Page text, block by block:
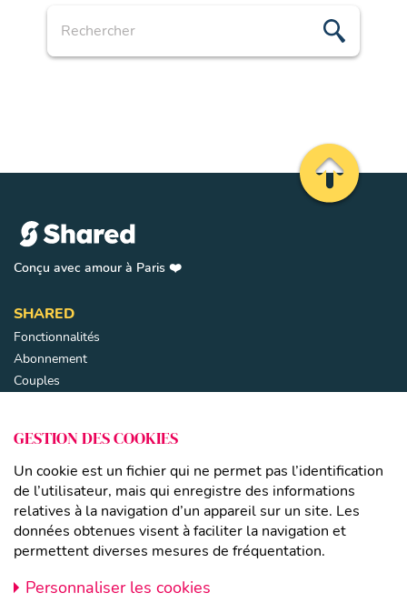
Conçu avec amour à Paris ❤️
SHARED
Fonctionnalités
Abonnement
Couples
LIENS
Mentions légales
CGU
Politique de confidentialité
À Propos
Fermer
GESTION DES COOKIES
Un cookie est un fichier qui ne permet pas l’identification
de l’utilisateur, mais qui enregistre des informations
relatives à la navigation d’un appareil sur un site. Les
données obtenues visent à faciliter la navigation et
permettent diverses mesures de fréquentation.
Personnaliser les cookies